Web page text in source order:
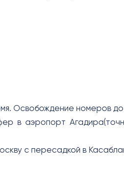
Освобождение номеров до
в аэропорт
с пересадкой в